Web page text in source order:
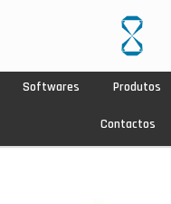
Softwares Produtos
Contactos